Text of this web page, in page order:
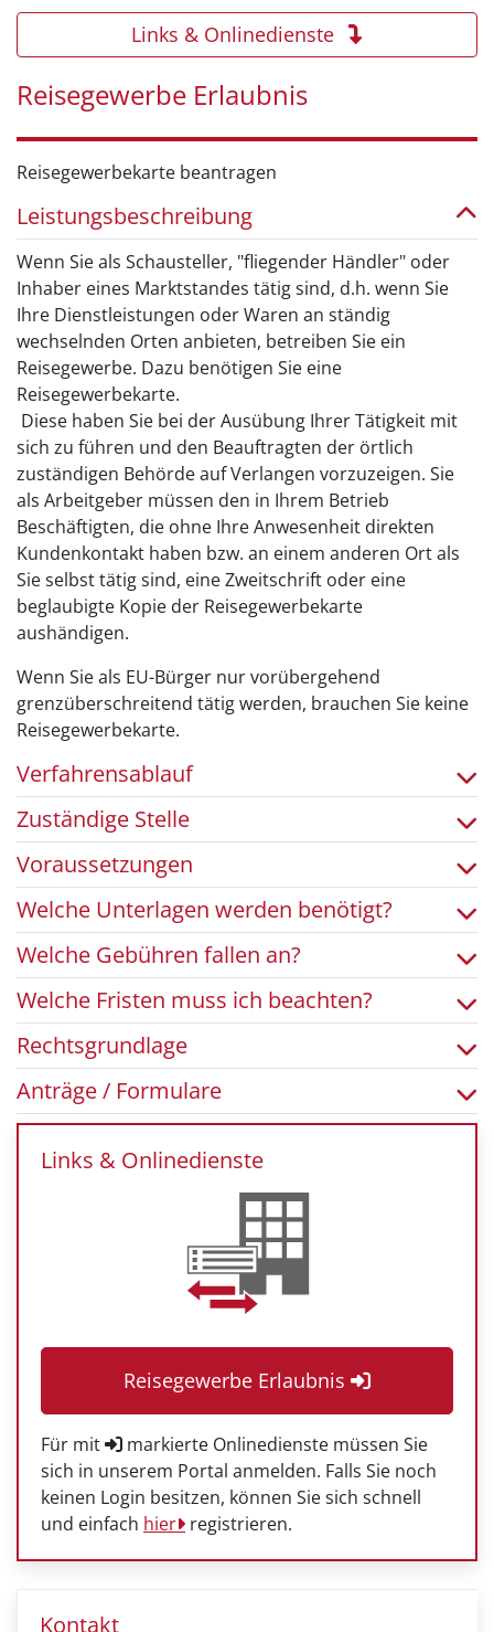
Links & Onlinedienste
Reisegewerbe Erlaubnis
Reisegewerbekarte beantragen
Leistungsbeschreibung
Wenn Sie als Schausteller, "fliegender Händler" oder
Inhaber eines Marktstandes tätig sind, d.h. wenn Sie
Ihre Dienstleistungen oder Waren an ständig
wechselnden Orten anbieten, betreiben Sie ein
Reisegewerbe. Dazu benötigen Sie eine
Reisegewerbekarte.
Diese haben Sie bei der Ausübung Ihrer Tätigkeit mit
sich zu führen und den Beauftragten der örtlich
zuständigen Behörde auf Verlangen vorzuzeigen. Sie
als Arbeitgeber müssen den in Ihrem Betrieb
Beschäftigten, die ohne Ihre Anwesenheit direkten
Kundenkontakt haben bzw. an einem anderen Ort als
Sie selbst tätig sind, eine Zweitschrift oder eine
beglaubigte Kopie der Reisegewerbekarte
aushändigen.
Wenn Sie als EU-Bürger nur vorübergehend
grenzüberschreitend tätig werden, brauchen Sie keine
Reisegewerbekarte.
Verfahrensablauf
Zuständige Stelle
Voraussetzungen
Welche Unterlagen werden benötigt?
Welche Gebühren fallen an?
Welche Fristen muss ich beachten?
Rechtsgrundlage
Anträge / Formulare
Links & Onlinedienste
Reisegewerbe Erlaubnis
Für mit
markierte Onlinedienste müssen Sie
sich in unserem Portal anmelden. Falls Sie noch
keinen Login besitzen, können Sie sich schnell
und einfach hier registrieren.
Kontakt